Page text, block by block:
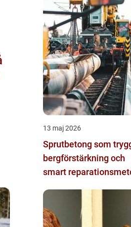
13 maj 2026
Sprutbetong som
bergförstärkning och
smart